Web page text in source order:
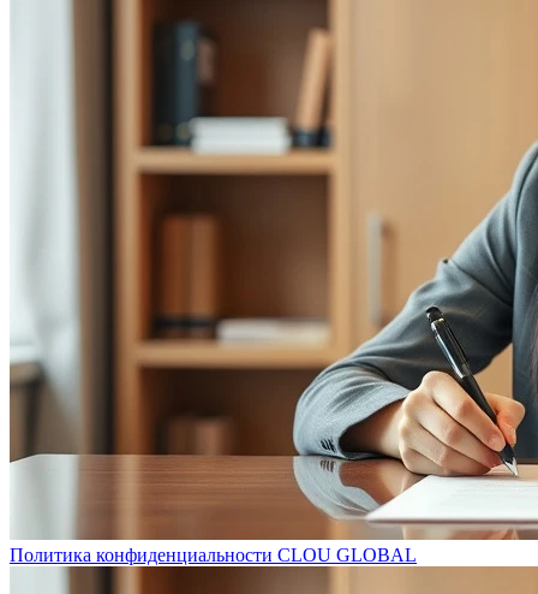
Политика конфиденциальности CLOU GLOBAL